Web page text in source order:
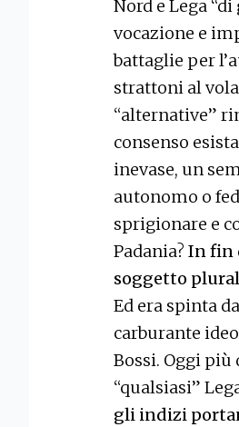
Nord e Lega
vocazione e
battaglie per
strattoni al
“alternative”
consenso
inevase, un
autonomo o
sprigionare e
Padania? In fin
soggetto
Ed era spinta
carburante
Bossi. Oggi
“qualsiasi”
gli indizi